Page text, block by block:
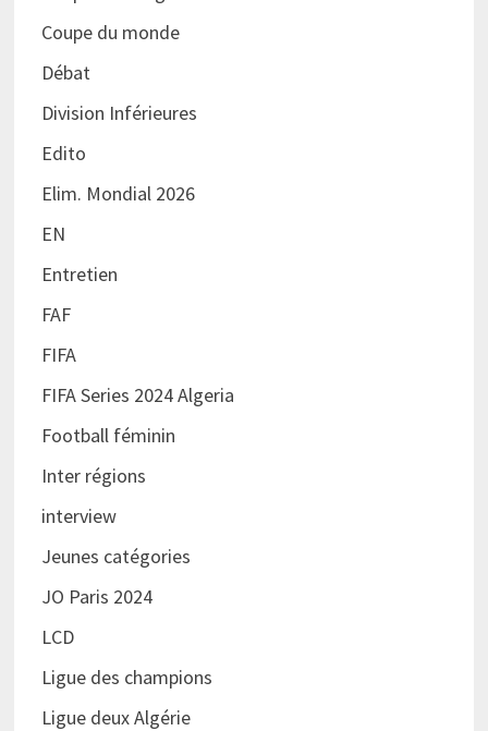
Coupe du monde
Débat
Division Inférieures
Edito
Elim. Mondial 2026
EN
Entretien
FAF
FIFA
FIFA Series 2024 Algeria
Football féminin
Inter régions
interview
Jeunes catégories
JO Paris 2024
LCD
Ligue des champions
Ligue deux Algérie